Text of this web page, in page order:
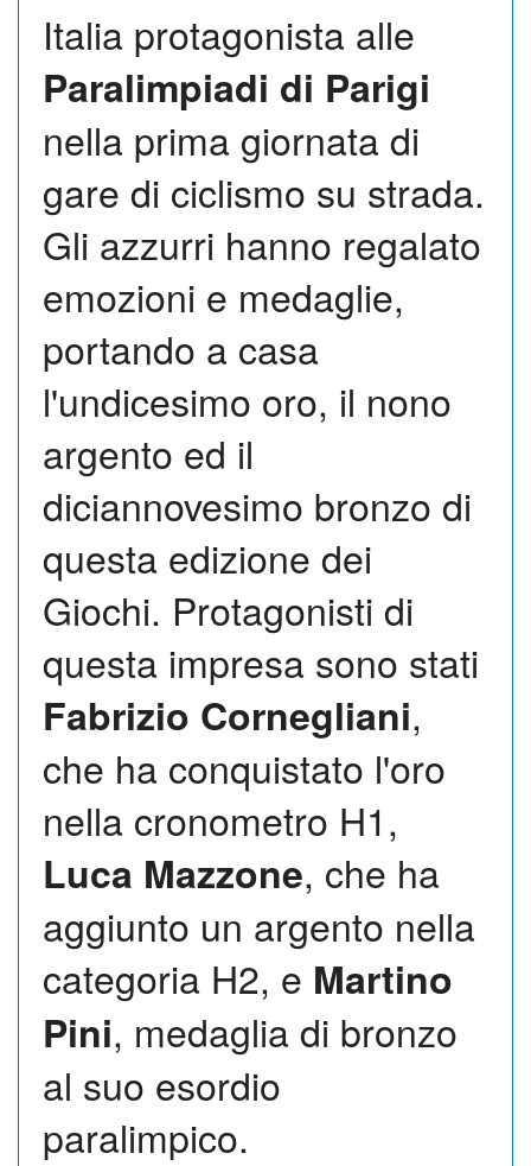
Italia protagonista alle
Paralimpiadi di Parigi
nella prima giornata di
gare di ciclismo su strada.
Gli azzurri hanno regalato
emozioni e medaglie,
portando a casa
l'undicesimo oro, il nono
argento ed il
diciannovesimo bronzo di
questa edizione dei
Giochi. Protagonisti di
questa impresa sono stati
Fabrizio Cornegliani,
che ha conquistato l'oro
nella cronometro H1,
Luca Mazzone, che ha
aggiunto un argento nella
categoria H2, e Martino
Pini, medaglia di bronzo
al suo esordio
paralimpico.